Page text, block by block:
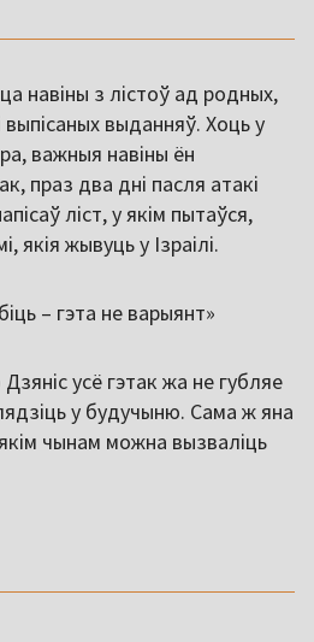
навіны з лістоў ад родных,
выданняў. Хоць у
важныя навіны ён
праз два дні пасля атакі
ліст, у якім пытаўся,
якія жывуць у Ізраілі.
– гэта не варыянт»
усё гэтак жа не губляе
у будучыню. Сама ж яна
чынам можна вызваліць